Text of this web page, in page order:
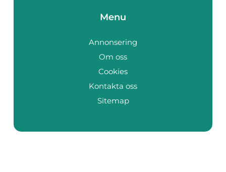
Menu
Annonsering
Om oss
Cookies
Kontakta oss
Sitemap